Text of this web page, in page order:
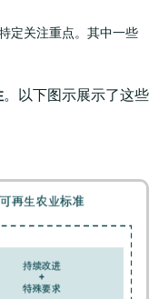
定关注重点。其中一些
。以下图示展示了这些